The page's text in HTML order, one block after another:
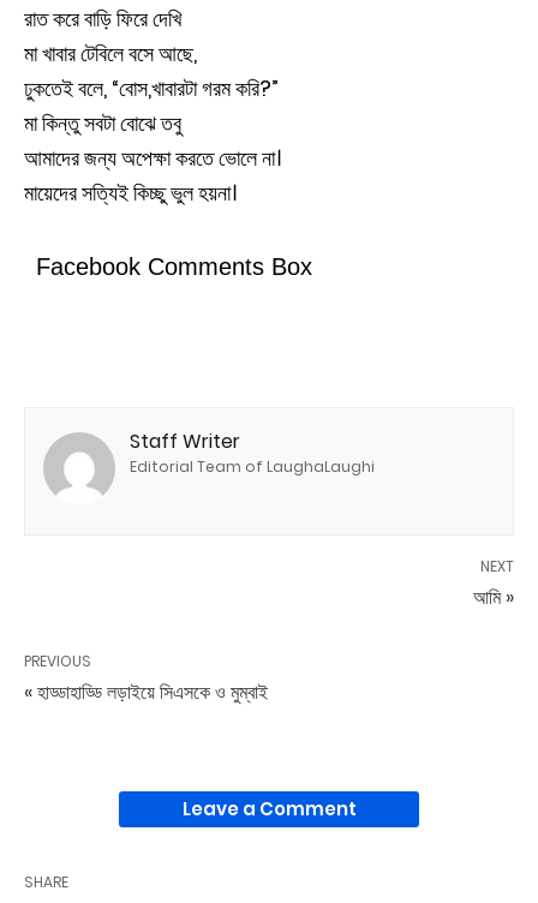
রাত করে বাড়ি ফিরে দেখি
মা খাবার টেবিলে বসে আছে,
ঢুকতেই বলে, “বোস,খাবারটা গরম করি?”
মা কিন্তু সবটা বোঝে তবু
আমাদের জন্য অপেক্ষা করতে ভোলে না।
মায়েদের সত্যিই কিচ্ছু ভুল হয়না।
Facebook Comments Box
Staff Writer
Editorial Team of LaughaLaughi
NEXT
আমি »
PREVIOUS
« হাড্ডাহাড্ডি লড়াইয়ে সিএসকে ও মুম্বাই
Leave a Comment
SHARE